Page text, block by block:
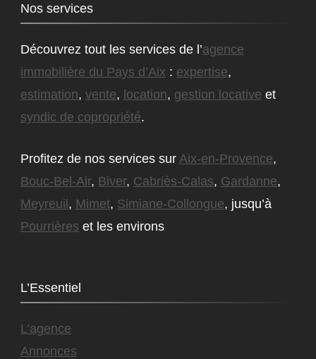
Nos services
Découvrez tout les services de l’agence
immobilière du Pays d’Aix : expertise,
estimation, vente, location, gestion locative et
syndic de copropriété.
Profitez de nos services sur Aix-en-Provence,
Bouc-Bel-Air, Biver, Cabriès-Calas, Gardanne,
Meyreuil, Mimet, Simiane-Collongue, jusqu’à
Pourrières et les environs
L’Essentiel
L’agence
Annonces